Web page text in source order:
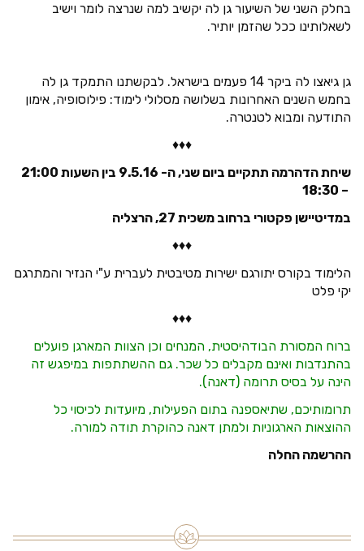
בחלק השני של השיעור גן לה יקשיב למה שנרצה לומר וישיב
לשאלותינו ככל שהזמן יותיר.
גן גיאצו לה ביקר 14 פעמים בישראל. לבקשתנו התמקד גן לה
בחמש השנים האחרונות בשלושה מסלולי לימוד: פילוסופיה, אימון
התודעה ומבוא לטנטרה.
♦♦♦
שיחת הדהרמה תתקיים ביום שני, ה- 9.5.16 בין השעות 21:00
– 18:30
במדיטיישן פקטורי ברחוב משכית 27, הרצליה
♦♦♦
הלימוד בקורס יתורגם ישירות מטיבטית לעברית ע"י הנזיר והמתרגם
יקי פלט
♦♦♦
ברוח המסורת הבודהיסטית, המנחים וכן הצוות המארגן פועלים
בהתנדבות ואינם מקבלים כל שכר. גם ההשתתפות במיפגש זה
הינה על בסיס תרומה (דאנה).
תרומותיכם, שתיאספנה בתום הפעילות, מיועדות לכיסוי כל
ההוצאות הארגוניות ולמתן דאנה כהוקרת תודה למורה.
ההרשמה החלה